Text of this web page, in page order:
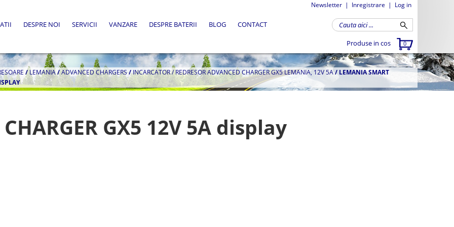
Newsletter | Inregistrare | Log in
Produse in cos 0
DESPRE NOI SERVICII VANZARE DESPRE BATERII BLOG CONTACT
/LEMANIA/ADVANCED CHARGERS/INCARCATOR / REDRESOR ADVANCED CHARGER GX5 LEMANIA, 12V 5A/ LEMANIA SMART
GX5 12V 5A display